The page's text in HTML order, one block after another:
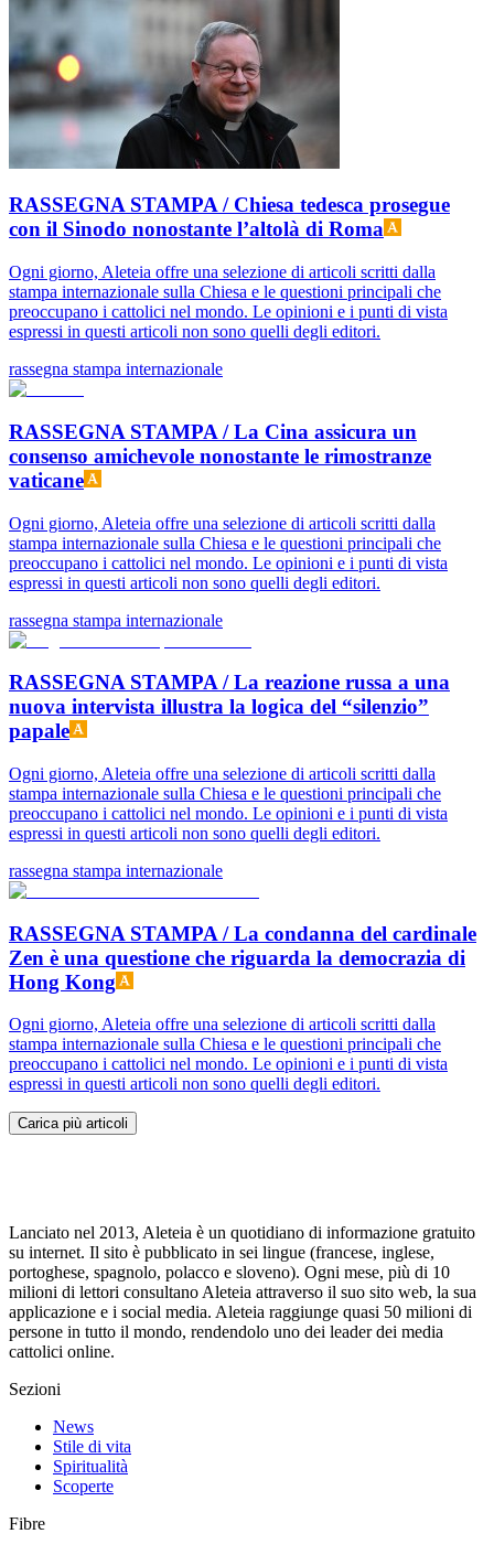
RASSEGNA STAMPA / Chiesa tedesca prosegue
con il Sinodo nonostante l’altolà di Roma
Ogni giorno, Aleteia offre una selezione di articoli scritti dalla
stampa internazionale sulla Chiesa e le questioni principali che
preoccupano i cattolici nel mondo. Le opinioni e i punti di vista
espressi in questi articoli non sono quelli degli editori.
rassegna stampa internazionale
RASSEGNA STAMPA / La Cina assicura un
consenso amichevole nonostante le rimostranze
vaticane
Ogni giorno, Aleteia offre una selezione di articoli scritti dalla
stampa internazionale sulla Chiesa e le questioni principali che
preoccupano i cattolici nel mondo. Le opinioni e i punti di vista
espressi in questi articoli non sono quelli degli editori.
rassegna stampa internazionale
RASSEGNA STAMPA / La reazione russa a una
nuova intervista illustra la logica del “silenzio”
papale
Ogni giorno, Aleteia offre una selezione di articoli scritti dalla
stampa internazionale sulla Chiesa e le questioni principali che
preoccupano i cattolici nel mondo. Le opinioni e i punti di vista
espressi in questi articoli non sono quelli degli editori.
rassegna stampa internazionale
RASSEGNA STAMPA / La condanna del cardinale
Zen è una questione che riguarda la democrazia di
Hong Kong
Ogni giorno, Aleteia offre una selezione di articoli scritti dalla
stampa internazionale sulla Chiesa e le questioni principali che
preoccupano i cattolici nel mondo. Le opinioni e i punti di vista
espressi in questi articoli non sono quelli degli editori.
Carica più articoli
Lanciato nel 2013, Aleteia è un quotidiano di informazione gratuito
su internet. Il sito è pubblicato in sei lingue (francese, inglese,
portoghese, spagnolo, polacco e sloveno). Ogni mese, più di 10
milioni di lettori consultano Aleteia attraverso il suo sito web, la sua
applicazione e i social media. Aleteia raggiunge quasi 50 milioni di
persone in tutto il mondo, rendendolo uno dei leader dei media
cattolici online.
Sezioni
News
Stile di vita
Spiritualità
Scoperte
Fibre